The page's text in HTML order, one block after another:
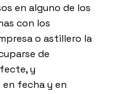
en alguno de los
con los
o astillero la
de
y
fecha y en